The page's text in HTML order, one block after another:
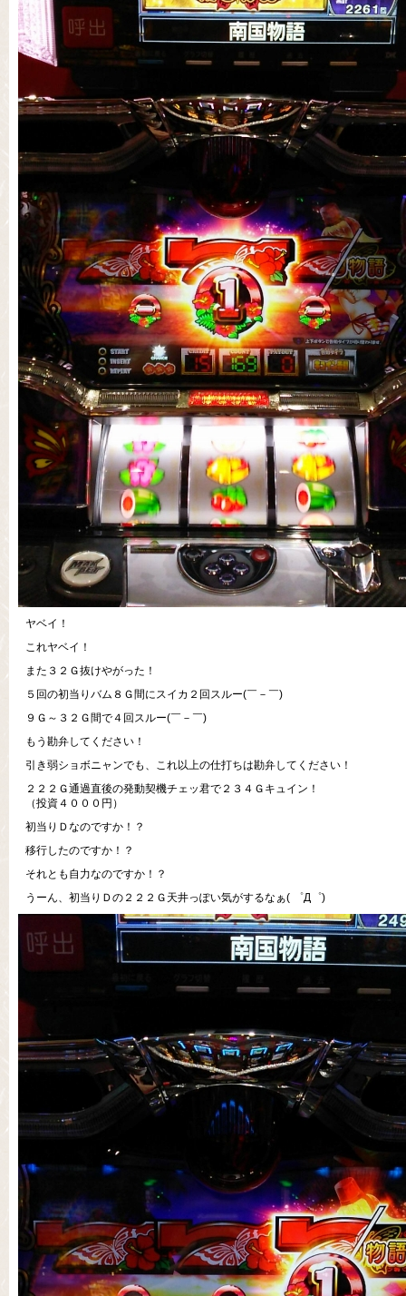
ヤベイ！
これヤベイ！
また３２Ｇ抜けやがった！
５回の初当りバム８Ｇ間にスイカ２回スルー(￣－￣)
９Ｇ～３２Ｇ間で４回スルー(￣－￣)
もう勘弁してください！
引き弱ショボニャンでも、これ以上の仕打ちは勘弁してください！
２２２Ｇ通過直後の発動契機チェッ君で２３４Ｇキュイン！
（投資４０００円）
初当りＤなのですか！？
移行したのですか！？
それとも自力なのですか！？
うーん、初当りＤの２２２Ｇ天井っぽい気がするなぁ( ゜Д゜)